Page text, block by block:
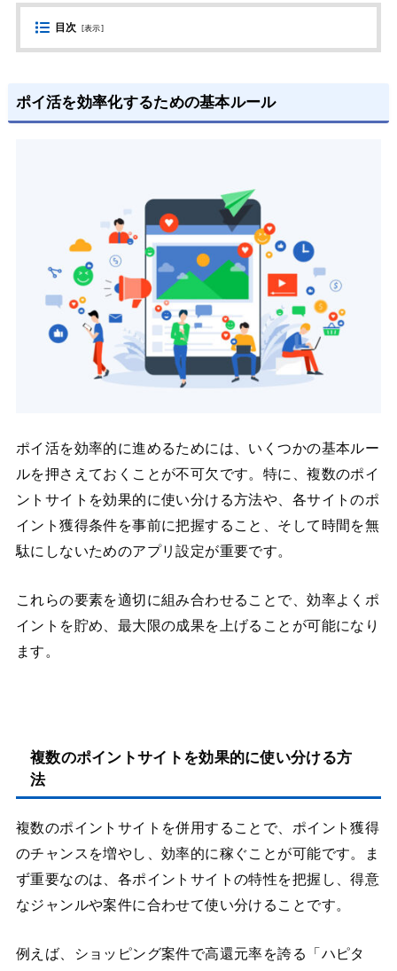
目次 [表示]
ポイ活を効率化するための基本ルール
ポイ活を効率的に進めるためには、いくつかの基本ルー
ルを押さえておくことが不可欠です。特に、複数のポイ
ントサイトを効果的に使い分ける方法や、各サイトのポ
イント獲得条件を事前に把握すること、そして時間を無
駄にしないためのアプリ設定が重要です。
これらの要素を適切に組み合わせることで、効率よくポ
イントを貯め、最大限の成果を上げることが可能になり
ます。
複数のポイントサイトを効果的に使い分ける方
法
複数のポイントサイトを併用することで、ポイント獲得
のチャンスを増やし、効率的に稼ぐことが可能です。ま
ず重要なのは、各ポイントサイトの特性を把握し、得意
なジャンルや案件に合わせて使い分けることです。
例えば、ショッピング案件で高還元率を誇る「ハピタ